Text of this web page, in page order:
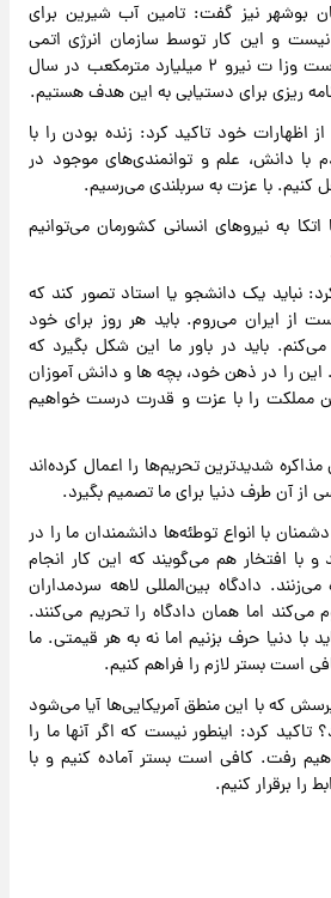
بوشهر نیز گفت: تامین آب شیرین برای
و این کار توسط سازمان انرژی اتمی
انجام می شود ولی قرار است وزا ت نیرو ۲ میلیارد مترمکعب در سال
ریزی برای دستیابی به این هدف هستیم.
اظهارات خود تاکید کرد: زنده بودن را با
با دانش، علم و توانمندی‌های موجود در
کنیم. با عزت به سربلندی می‌رسیم.
به نیروهای انسانی کشورمان می‌توانیم
نباید یک دانشجو یا استاد تصور کند که
از ایران می‌روم. باید هر روز برای خود
باید در باور ما این شکل بگیرد که
این را در ذهن خود، بچه ها و دانش آموزان
مملکت را با عزت و قدرت درست خواهیم
شدیدترین تحریم‌ها را اعمال کرده‌اند
آن طرف دنیا برای ما تصمیم بگیرد.
با انواع توطئه‌ها دانشمندان ما را در
و با افتخار هم می‌گویند که این کار انجام
دادگاه بین‌المللی لاهه سردمداران
می‌کند اما همان دادگاه را تحریم می‌کنند.
دنیا حرف بزنیم اما نه به هر قیمتی. ما
است بستر لازم را فراهم کنیم.
که با این منطق آمریکایی‌ها آیا می‌شود
تاکید کرد: اینطور نیست که اگر آنها ما را
رفت. کافی است بستر آماده کنیم و با
را برقرار کنیم.